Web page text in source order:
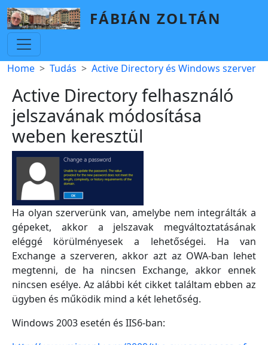
Skip to main content
FÁBIÁN ZOLTÁN
Breadcrumb
Home Tudás Active Directory és Windows szerver
Active Directory felhasználó
jelszavának módosítása
weben keresztül
Ha olyan szerverünk van, amelybe nem integrálták a
gépeket, akkor a jelszavak megváltoztatásának
eléggé körülményesek a lehetőségei. Ha van
Exchange a szerveren, akkor azt az OWA-ban lehet
megtenni, de ha nincsen Exchange, akkor ennek
nincsen esélye. Az alábbi két cikket találtam ebben az
ügyben és működik mind a két lehetőség.
Windows 2003 esetén és IIS6-ban: